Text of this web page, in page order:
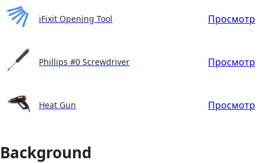
iFixit Opening Tool Просмотр
Phillips #0 Screwdriver Просмотр
Heat Gun Просмотр
Background